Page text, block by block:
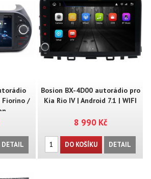
Fiorino /
..
DETAIL
Bosion BX-4D00 autorádio pro
Kia Rio IV | Android 7.1 | WIFI
8 990 Kč
DO KOŠÍKU DETAIL